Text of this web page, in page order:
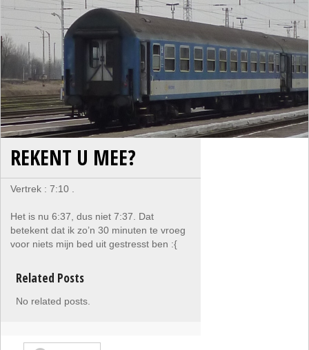
REKENT U MEE?
Vertrek : 7:10 .
Het is nu 6:37, dus niet 7:37. Dat
betekent dat ik zo’n 30 minuten te vroeg
voor niets mijn bed uit gestresst ben :{
Related Posts
No related posts.